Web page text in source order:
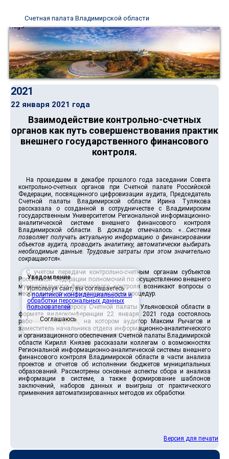
Счетная палата Владимирской области
2021
22 января 2021 года
Взаимодействие контрольно-счетных
органов как путь совершенствования практик
внешнего государственного финансового
контроля.
На прошедшем в декабре прошлого года заседании Совета
контрольно-счетных органов при Счетной палате Российской
Федерации, посвященного цифровизации аудита, Председатель
Счетной палаты Владимирской области Ирина Тулякова
рассказала о созданной в сотрудничестве с Владимирским
государственным Университетом Региональной информационно-
аналитической системе внешнего финансового контроля
Владимирской области. В докладе отмечалось: «…Система
позволяет получать актуальную информацию о финансировании
объектов аудита, проводить аналитику, автоматически выбирать
необходимые данные. Трудовые затраты при этом значительно
сокращаются».
С учетом передачи контрольно-счетным органам субъектов
Российской Федерации полномочий по осуществлению внешнего
муниципального финансового контроля возникают вопросы о
необходимости автоматизации ряда процедур.
Поэтому по запросу Счетной палаты Ульяновской области в
формате видеоконференции 22 января 2021 года состоялось
рабочее совещание, на котором аудитор Максим Рычагов и
заместитель начальника отдела информационно-аналитического
и организационного обеспечения Счетной палаты Владимирской
области Кирилл Князев рассказали коллегам о возможностях
Региональной информационно-аналитической системы внешнего
финансового контроля Владимирской области в части анализа
проектов и отчетов об исполнении бюджетов муниципальных
образований. Рассмотрены основные аспекты сбора и анализа
информации в системе, а также формирование шаблонов
заключений, наборов данных и выигрыш от практического
применения автоматизированных методов их обработки.
Версия для печати
Уведомление
Используя сайт, вы соглашаетесь
сполитикой конфиденциальности и
обработки персональных данных
пользователей.
Соглашаюсь